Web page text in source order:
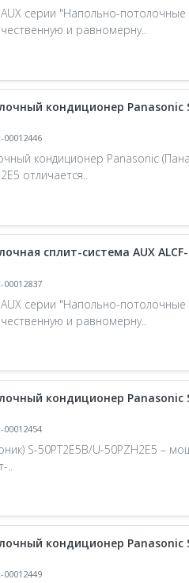
серии "Напольно-потолочные
и равномерну..
кондиционер Panasonic
кондиционер Panasonic
отличается..
сплит-система AUX ALCF-
серии "Напольно-потолочные
и равномерну..
кондиционер Panasonic
S-50PT2E5B/U-50PZH2E5 –
..
кондиционер Panasonic